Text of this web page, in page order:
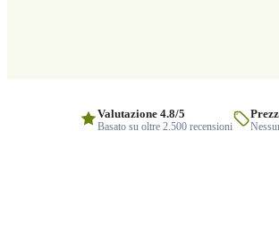
Valutazione 4.8/5
Basato su oltre 2.500 recensioni